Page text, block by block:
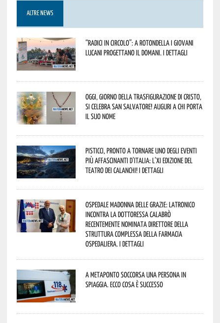
ALTRE NEWS
“Radici in Circolo”: a Rotondella i giovani
lucani progettano il domani. I dettagli
Oggi, giorno della Trasfigurazione di Cristo,
si celebra San Salvatore! Auguri a chi porta
il suo nome
Pisticci, pronto a tornare uno degli eventi
più affascinanti d’Italia: l’XI edizione del
Teatro dei Calanchi! I dettagli
Ospedale Madonna delle Grazie: Latronico
incontra la dottoressa Calabrò
recentemente nominata Direttore della
Struttura Complessa della Farmacia
Ospedaliera. I dettagli
A Metaponto soccorsa una persona in
spiaggia. Ecco cosa è successo